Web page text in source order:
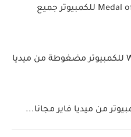
تحميل لعبة ميدل Medal of Honor للكمبيوتر جميع
تحميل لعبة White Knuckle للكمبيوتر مضغوطة من ميديا